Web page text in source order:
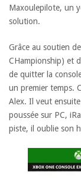
Maxoulepilote, un
solution.
Grâce au soutien
CHampionship) et
de quitter la
un premier temps.
Alex. Il veut
poussée sur PC,
piste, il oublie son